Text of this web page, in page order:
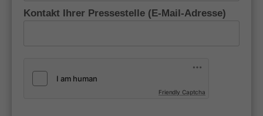
Kontakt Ihrer Pressestelle (E-Mail-Adresse)
Friendly Captcha